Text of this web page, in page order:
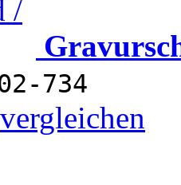
734
vergleichen